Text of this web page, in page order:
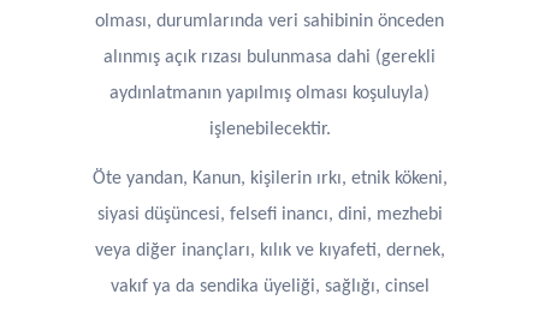
olması, durumlarında veri sahibinin önceden
alınmış açık rızası bulunmasa dahi (gerekli
aydınlatmanın yapılmış olması koşuluyla)
işlenebilecektir.
Öte yandan, Kanun, kişilerin ırkı, etnik kökeni,
siyasi düşüncesi, felsefi inancı, dini, mezhebi
veya diğer inançları, kılık ve kıyafeti, dernek,
vakıf ya da sendika üyeliği, sağlığı, cinsel